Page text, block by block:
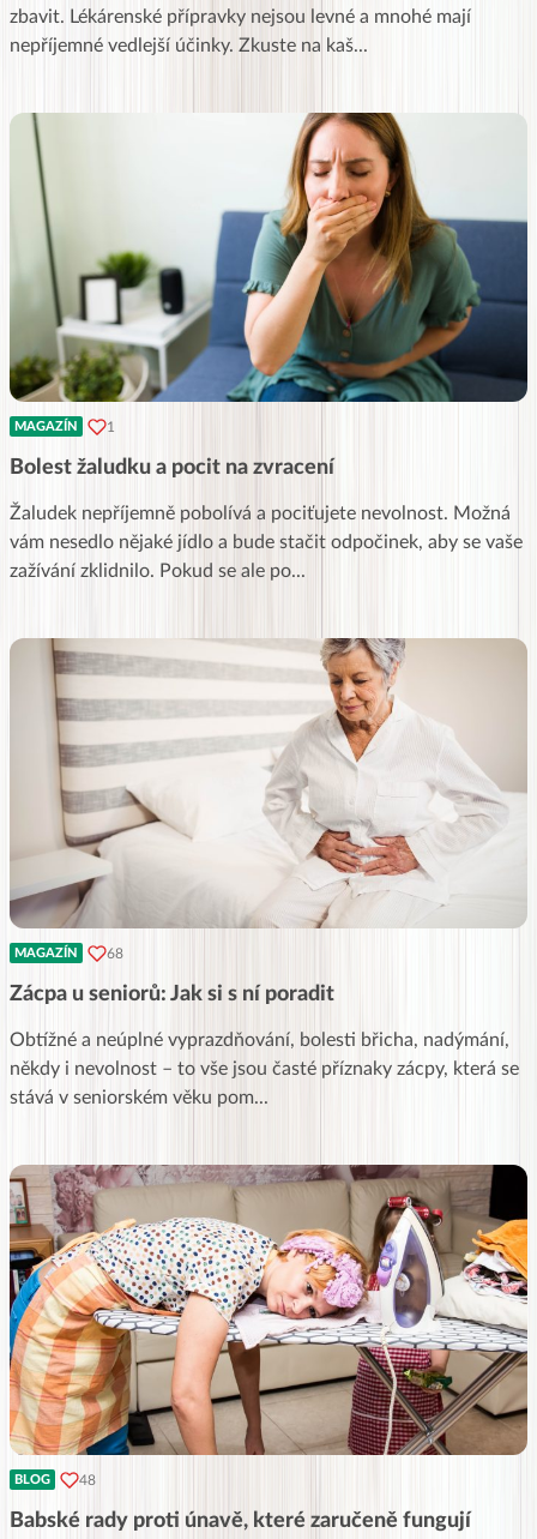
zbavit. Lékárenské přípravky nejsou levné a mnohé mají
nepříjemné vedlejší účinky. Zkuste na kaš...
MAGAZÍN 1
Bolest žaludku a pocit na zvracení
Žaludek nepříjemně pobolívá a pociťujete nevolnost. Možná
vám nesedlo nějaké jídlo a bude stačit odpočinek, aby se vaše
zažívání zklidnilo. Pokud se ale po...
MAGAZÍN 68
Zácpa u seniorů: Jak si s ní poradit
Obtížné a neúplné vyprazdňování, bolesti břicha, nadýmání,
někdy i nevolnost – to vše jsou časté příznaky zácpy, která se
stává v seniorském věku pom...
BLOG 48
Babské rady proti únavě, které zaručeně fungují